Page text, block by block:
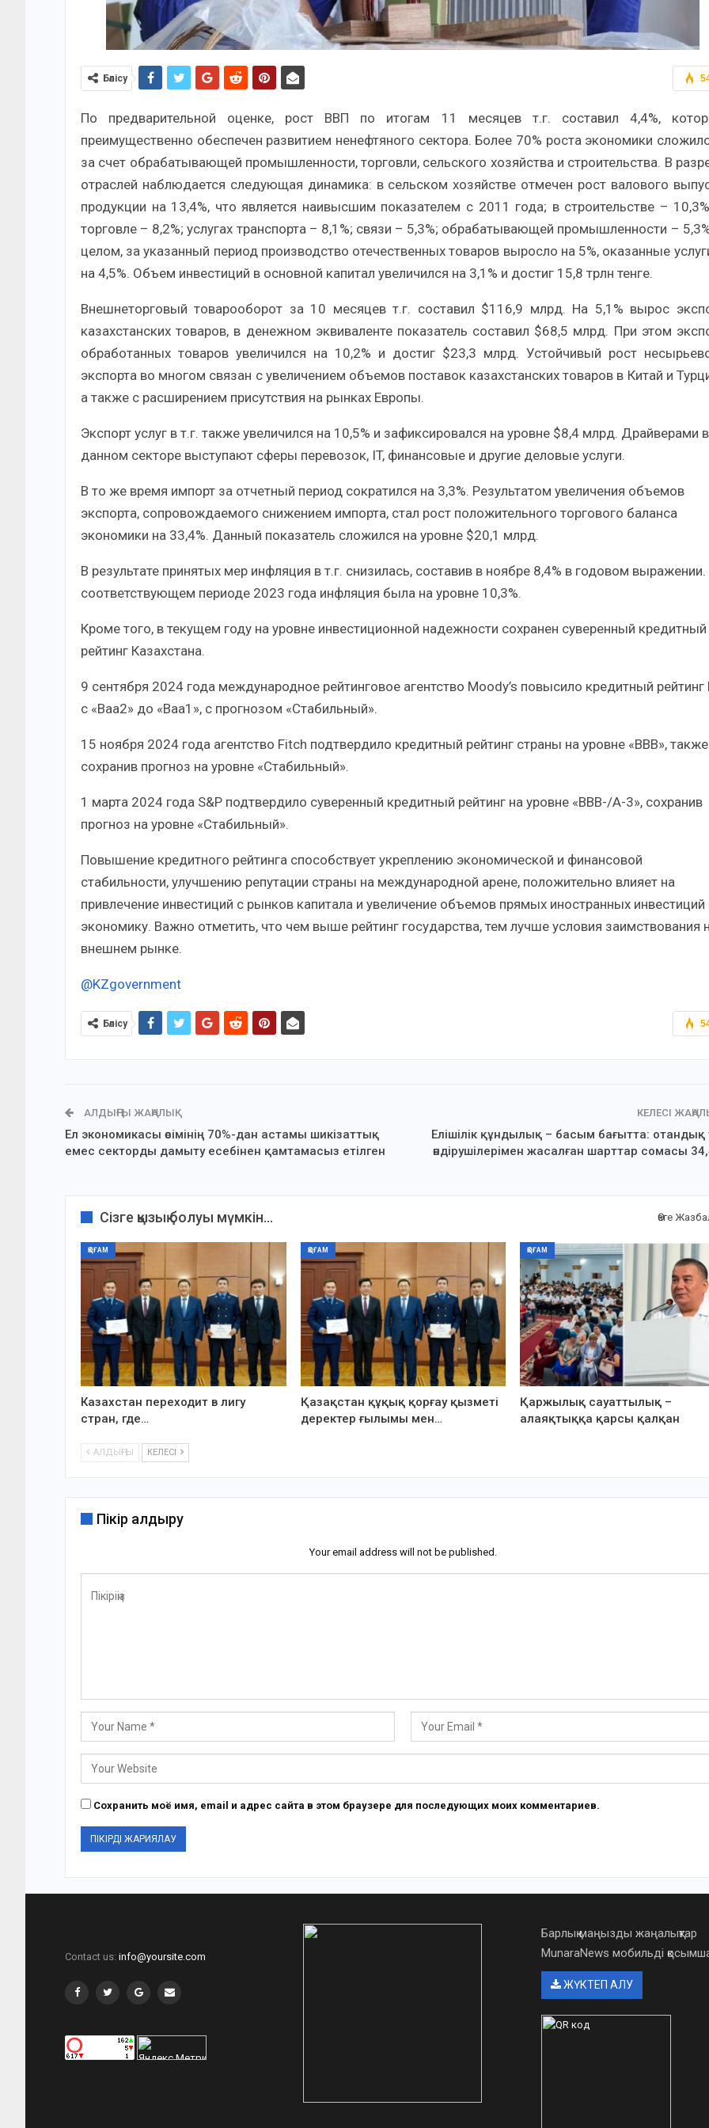
Бөлісу
По предварительной оценке, рост ВВП по итогам 11 месяцев т.г. составил 4,4%,
преимущественно обеспечен развитием ненефтяного сектора. Более 70% роста экономики
за счет обрабатывающей промышленности, торговли, сельского хозяйства и строительства. В
отраслей наблюдается следующая динамика: в сельском хозяйстве отмечен рост валового
продукции на 13,4%, что является наивысшим показателем с 2011 года; в строительстве –
торговле – 8,2%; услугах транспорта – 8,1%; связи – 5,3%; обрабатывающей промышленности –
целом, за указанный период производство отечественных товаров выросло на 5%, оказанные
на 4,5%. Объем инвестиций в основной капитал увеличился на 3,1% и достиг 15,8 трлн тенге.
Внешнеторговый товарооборот за 10 месяцев т.г. составил $116,9 млрд. На 5,1% вырос
казахстанских товаров, в денежном эквиваленте показатель составил $68,5 млрд. При этом
обработанных товаров увеличился на 10,2% и достиг $23,3 млрд. Устойчивый рост
экспорта во многом связан с увеличением объемов поставок казахстанских товаров в Китай и
а также с расширением присутствия на рынках Европы.
Экспорт услуг в т.г. также увеличился на 10,5% и зафиксировался на уровне $8,4 млрд. Драйверами в
данном секторе выступают сферы перевозок, IT, финансовые и другие деловые услуги.
В то же время импорт за отчетный период сократился на 3,3%. Результатом увеличения объемов
экспорта, сопровождаемого снижением импорта, стал рост положительного торгового баланса
экономики на 33,4%. Данный показатель сложился на уровне $20,1 млрд.
В результате принятых мер инфляция в т.г. снизилась, составив в ноябре 8,4% в годовом выражении.
соответствующем периоде 2023 года инфляция была на уровне 10,3%.
Кроме того, в текущем году на уровне инвестиционной надежности сохранен суверенный кредитный
рейтинг Казахстана.
9 сентября 2024 года международное рейтинговое агентство Moody’s повысило кредитный рейтинг
с «Bаа2» до «Bаа1», с прогнозом «Стабильный».
15 ноября 2024 года агентство Fitch подтвердило кредитный рейтинг страны на уровне «BBB», также
сохранив прогноз на уровне «Стабильный».
1 марта 2024 года S&P подтвердило суверенный кредитный рейтинг на уровне «BBB-/А-3», сохранив
прогноз на уровне «Стабильный».
Повышение кредитного рейтинга способствует укреплению экономической и финансовой
стабильности, улучшению репутации страны на международной арене, положительно влияет на
привлечение инвестиций с рынков капитала и увеличение объемов прямых иностранных инвестиций
экономику. Важно отметить, что чем выше рейтинг государства, тем лучше условия заимствования
внешнем рынке.
@KZgovernment
Бөлісу
АЛДЫҢҒЫ ЖАҢАЛЫҚ
Ел экономикасы өсімінің 70%-дан астамы шикізаттық
емес секторды дамыту есебінен қамтамасыз етілген
КЕЛЕСІ
Елішілік құндылық – басым бағытта: отандық
өндірушілерімен жасалған шарттар сомасы
Сізге қызық болуы мүмкін... Өзге
ҚОҒАМ
Казахстан переходит в лигу
стран, где…
ҚОҒАМ
Қазақстан құқық қорғау қызметі
деректер ғылымы мен…
ҚОҒАМ
Қаржылық сауаттылық –
алаяқтыққа қарсы қалқан
АЛДЫҢҒЫ КЕЛЕСІ
Пікір қалдыру
Your email address will not be published.
Сохранить моё имя, email и адрес сайта в этом браузере для последующих моих комментариев.
Contact us: info@yoursite.com
Барлық маңызды жаңалықтар
MunaraNews мобильді
ЖҮКТЕП АЛУ